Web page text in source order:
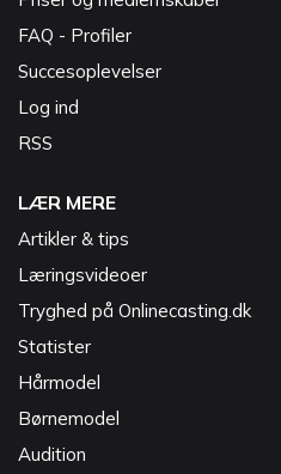
FAQ - Profiler
Succesoplevelser
Log ind
RSS
LÆR MERE
Artikler & tips
Læringsvideoer
Tryghed på Onlinecasting.dk
Statister
Hårmodel
Børnemodel
Audition